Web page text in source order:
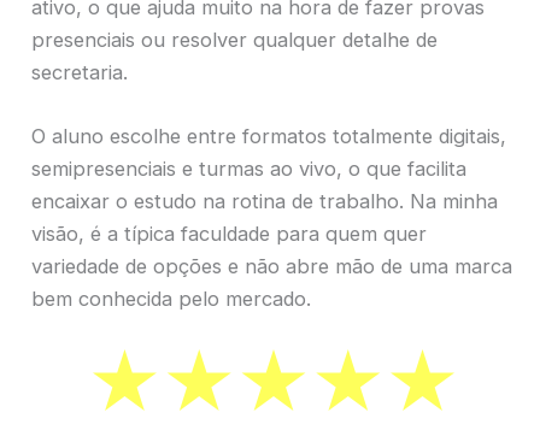
ativo, o que ajuda muito na hora de fazer provas
presenciais ou resolver qualquer detalhe de
secretaria.
O aluno escolhe entre formatos totalmente digitais,
semipresenciais e turmas ao vivo, o que facilita
encaixar o estudo na rotina de trabalho. Na minha
visão, é a típica faculdade para quem quer
variedade de opções e não abre mão de uma marca
bem conhecida pelo mercado.